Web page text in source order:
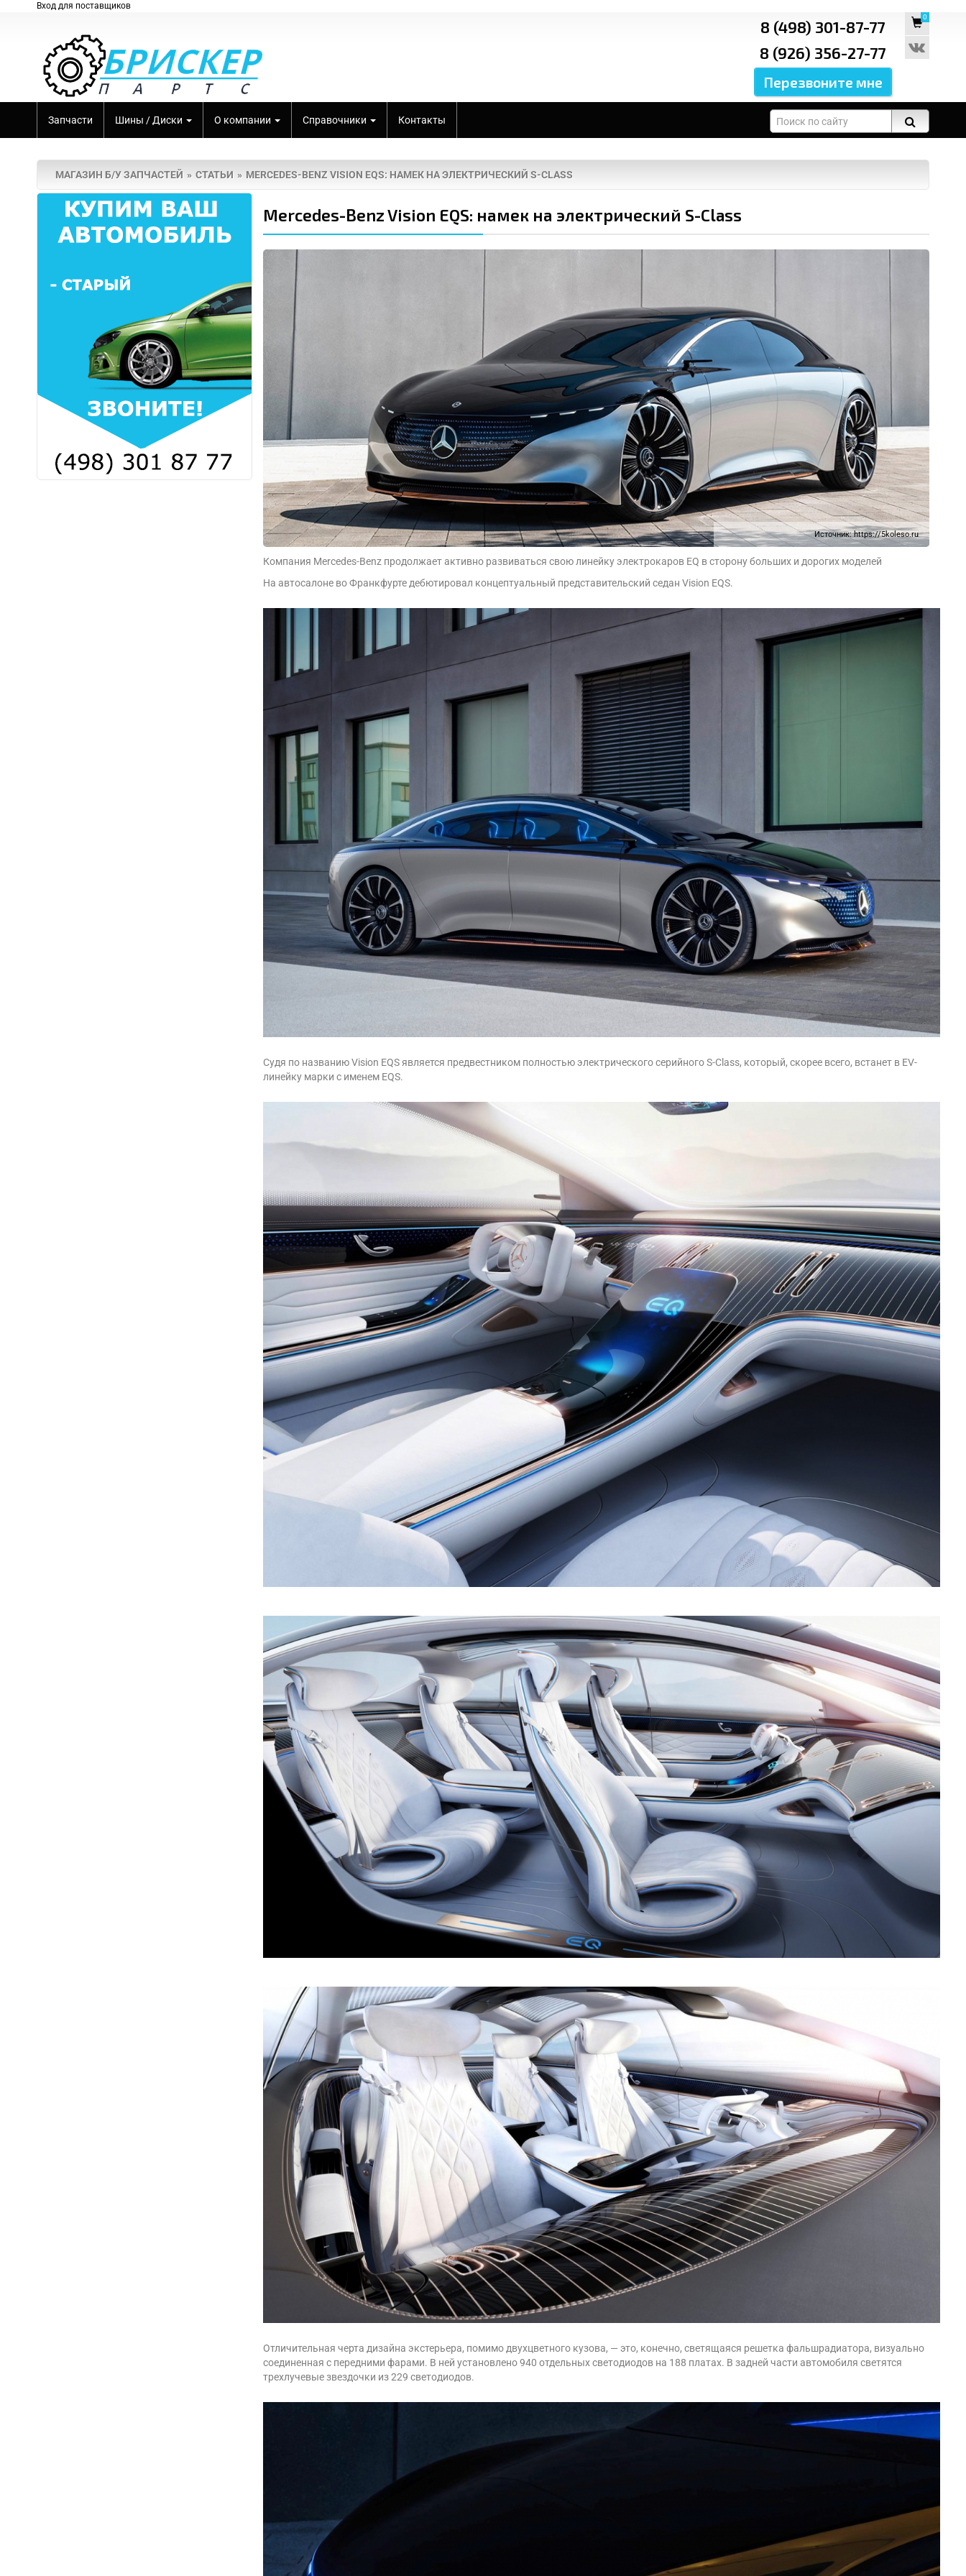
Вход для поставщиков
8 (498) 301-87-77
8 (926) 356-27-77
0
Запчасти Шины / Диски О компании Справочники Контакты
МАГАЗИН Б/У ЗАПЧАСТЕЙ СТАТЬИ MERCEDES-BENZ VISION EQS: НАМЕК НА ЭЛЕКТРИЧЕСКИЙ S-CLASS
Mercedes-Benz Vision EQS: намек на электрический S-Class
Источник:https://5koleso.ru
Компания Mercedes-Benz продолжает активно развиваться свою линейку электрокаров EQ в сторону больших и дорогих моделей
На автосалоне во Франкфурте дебютировал концептуальный представительский седан Vision EQS.
Судя по названию Vision EQS является предвестником полностью электрического серийного S-Class, который, скорее всего, встанет в EV-
линейку марки с именем EQS.
Отличительная черта дизайна экстерьера, помимо двухцветного кузова, — это, конечно, светящаяся решетка фальшрадиатора, визуально
соединенная с передними фарами. В ней установлено 940 отдельных светодиодов на 188 платах. В задней части автомобиля светятся
трехлучевые звездочки из 229 светодиодов.
У Вас возникли вопросы? Вы не нашли нужную
Вам деталь?
Заполните форму ниже и мы Вам перезвоним.
Спасибо, мне это не нужно!